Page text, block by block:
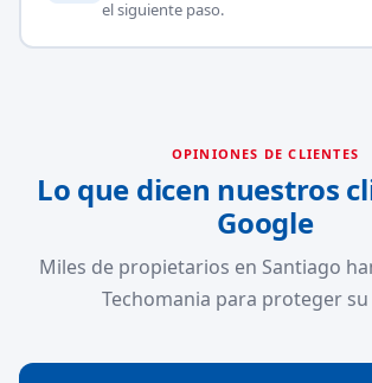
el siguiente paso.
OPINIONES DE CLIENTES
Lo que dicen nuestros
Google
Miles de propietarios en Santiago
Techomania para proteger su